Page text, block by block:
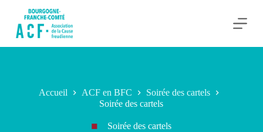
Accueil ACF en BFC
Soirée des cartels
Soirée des cartels
Soirée des cartels